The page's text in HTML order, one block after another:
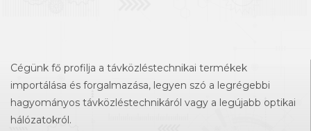
Cégünk fő profilja a távközléstechnikai termékek
importálása és forgalmazása, legyen szó a legrégebbi
hagyományos távközléstechnikáról vagy a legújabb optikai
hálózatokról.